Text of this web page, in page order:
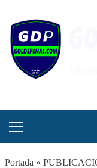
contenido
principal
Portada »